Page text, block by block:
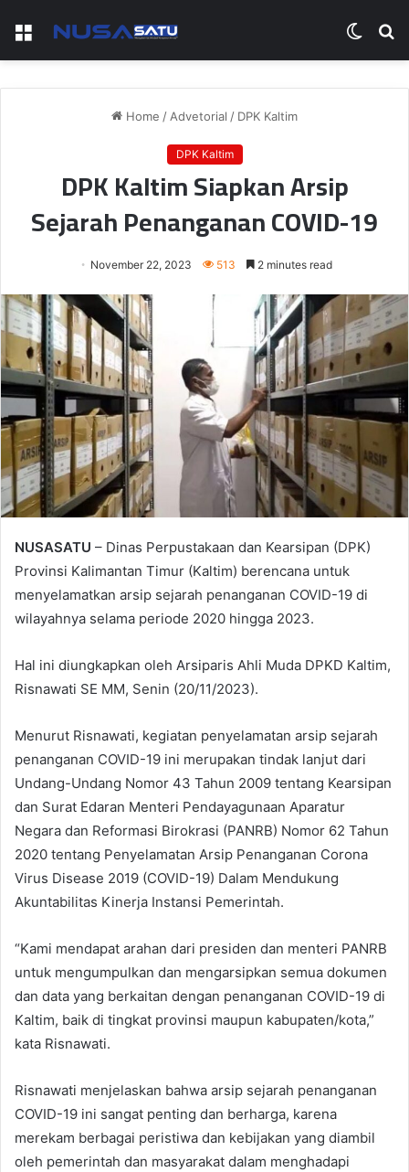
Menu
Switch
skin
Home /Advetorial / DPK Kaltim
DPK Kaltim
DPK Kaltim Siapkan Arsip
Sejarah Penanganan COVID-19
November 22, 2023 513 2 minutes read
NUSASATU – Dinas Perpustakaan dan Kearsipan (DPK)
Provinsi Kalimantan Timur (Kaltim) berencana untuk
menyelamatkan arsip sejarah penanganan COVID-19 di
wilayahnya selama periode 2020 hingga 2023.
Hal ini diungkapkan oleh Arsiparis Ahli Muda DPKD Kaltim,
Risnawati SE MM, Senin (20/11/2023).
Menurut Risnawati, kegiatan penyelamatan arsip sejarah
penanganan COVID-19 ini merupakan tindak lanjut dari
Undang-Undang Nomor 43 Tahun 2009 tentang Kearsipan
dan Surat Edaran Menteri Pendayagunaan Aparatur
Negara dan Reformasi Birokrasi (PANRB) Nomor 62 Tahun
2020 tentang Penyelamatan Arsip Penanganan Corona
Virus Disease 2019 (COVID-19) Dalam Mendukung
Akuntabilitas Kinerja Instansi Pemerintah.
“Kami mendapat arahan dari presiden dan menteri PANRB
untuk mengumpulkan dan mengarsipkan semua dokumen
dan data yang berkaitan dengan penanganan COVID-19 di
Kaltim, baik di tingkat provinsi maupun kabupaten/kota,”
kata Risnawati.
Risnawati menjelaskan bahwa arsip sejarah penanganan
COVID-19 ini sangat penting dan berharga, karena
merekam berbagai peristiwa dan kebijakan yang diambil
oleh pemerintah dan masyarakat dalam menghadapi